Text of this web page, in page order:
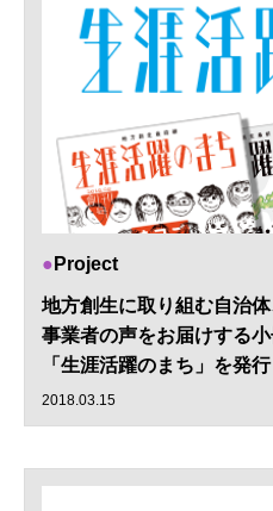
Project
地方創生に取り組む自治体
事業者の声をお届けする小
「生涯活躍のまち」を発行
2018.03.15